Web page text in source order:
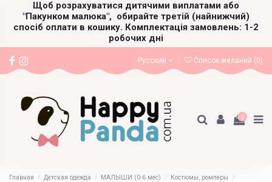
Щоб розрахуватися дитячими виплатами або
"Пакунком малюка", обирайте третій (найнижчий)
спосіб оплати в кошику. Комплектація замовлень: 1-2
робочих дні
Русский Список желаний (0)
0
Главная Детская одежда МАЛЫШИ (0-6 мес)
Костюмы, ромперы